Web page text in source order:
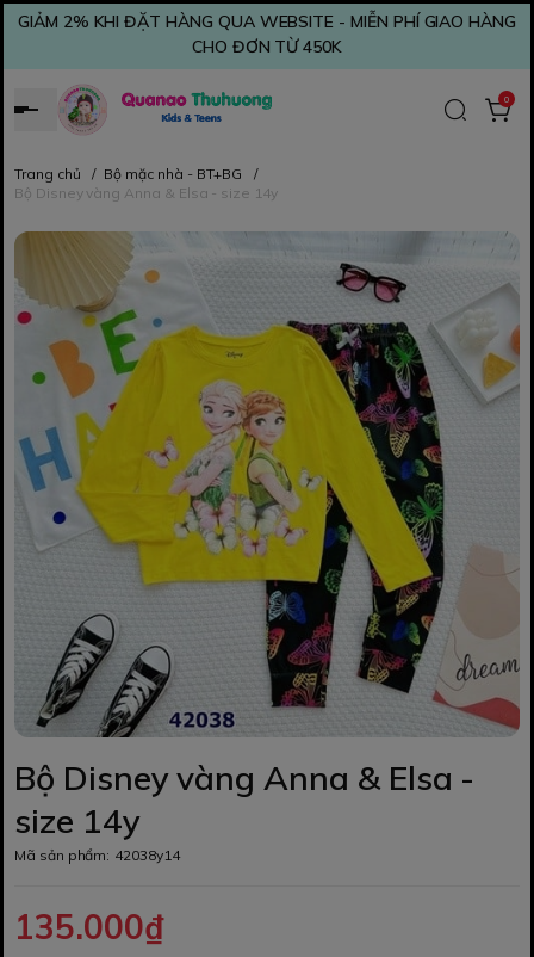
GIẢM 2% KHI ĐẶT HÀNG QUA WEBSITE - MIỄN PHÍ GIAO HÀNG
CHO ĐƠN TỪ 450K
0
Trang chủ / Bộ mặc nhà - BT+BG
/
Bộ Disney vàng Anna & Elsa - size 14y
Bộ Disney vàng Anna & Elsa -
size 14y
Mã sản phẩm: 42038y14
135.000₫